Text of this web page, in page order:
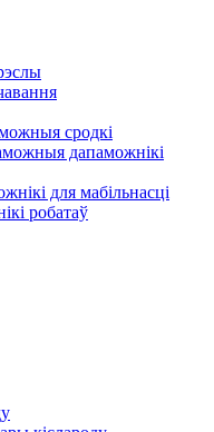
сродкі
дапаможнікі
для мабільнасці
робатаў